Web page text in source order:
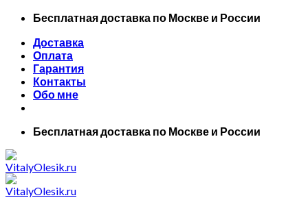
Skip
content
Бесплатная доставка по Москве и России
Доставка
Оплата
Гарантия
Контакты
Обо мне
Бесплатная доставка по Москве и России